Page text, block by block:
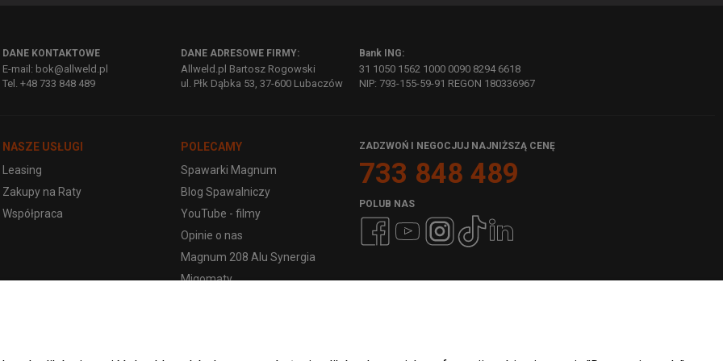
DANE KONTAKTOWE
E-mail: bok@allweld.pl
Tel. +48 733 848 489
DANE ADRESOWE FIRMY:
Allweld.pl Bartosz Rogowski
ul. Płk Dąbka 53, 37-600 Lubaczów
Bank ING:
31 1050 1562 1000 0090 8294 6618
NIP: 793-155-59-91 REGON 180336967
NASZE USŁUGI
Leasing
Zakupy na Raty
Współpraca
POLECAMY
Spawarki Magnum
Blog Spawalniczy
YouTube - filmy
Opinie o nas
Magnum 208 Alu Synergia
Migomaty
ZADZWOŃ I NEGOCJUJ NAJNIŻSZĄ CENĘ
733 848 489
POLUB NAS